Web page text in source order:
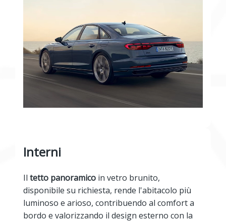
Interni
Il tetto panoramico in vetro brunito,
disponibile su richiesta, rende l'abitacolo più
luminoso e arioso, contribuendo al comfort a
bordo e valorizzando il design esterno con la